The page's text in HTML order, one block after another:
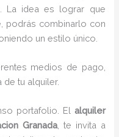
La idea es lograr que
podrás combinarlo con
un estilo único.
medios de pago,
tu alquiler.
portafolio. El alquiler
Granada, te invita a